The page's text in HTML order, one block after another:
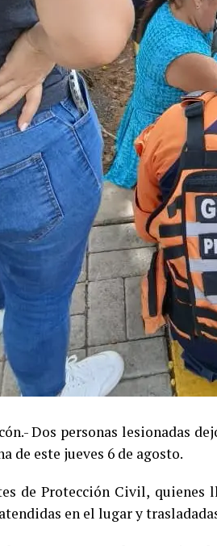
Dos personas lesionadas
de este jueves 6 de agosto.
de Protección Civil, quienes
en el lugar y